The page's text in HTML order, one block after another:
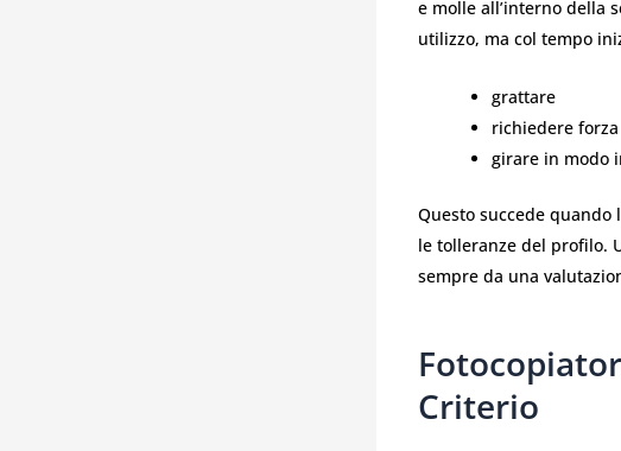
e molle all’interno della
utilizzo, ma col tempo
grattare
richiedere forza
girare in modo
Questo succede quando
le tolleranze del profilo.
sempre da una
Criterio